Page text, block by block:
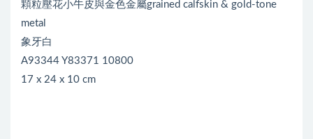
顆粒壓花小牛皮與金色金屬grained calfskin & gold-tone
metal
象牙白
A93344 Y83371 10800
17 x 24 x 10 cm